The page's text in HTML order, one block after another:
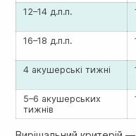
12–14 д.п.п.
16–18 д.п.п.
4 акушерські тижні
5–6 акушерських
тижнів